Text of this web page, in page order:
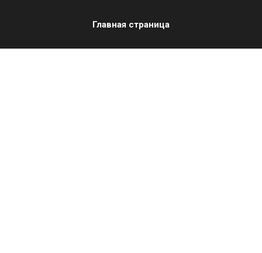
Главная страница